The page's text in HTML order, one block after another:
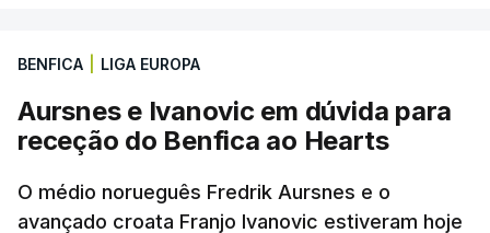
pista.
O vice-campeão português de contrarrelógio,
Rafael Reis, que procurava o oitavo triunfo em
mais rápido, a sete segundos, enquanto o italiano
BENFICA LIGA EUROPA
Aursnes e Ivanovic em dúvida para
receção do Benfica ao Hearts
O médio norueguês Fredrik Aursnes e o
avançado croata Franjo Ivanovic estiveram hoje